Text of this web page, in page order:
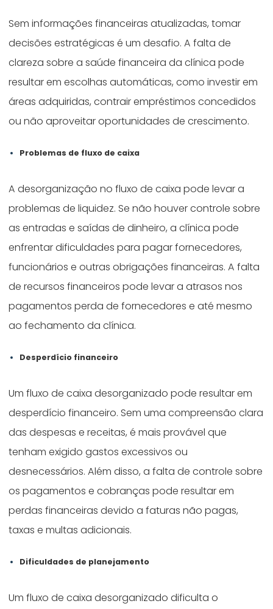
Sem informações financeiras atualizadas, tomar
decisões estratégicas é um desafio. A falta de
clareza sobre a saúde financeira da clínica pode
resultar em escolhas automáticas, como investir em
áreas adquiridas, contrair empréstimos concedidos
ou não aproveitar oportunidades de crescimento.
Problemas de fluxo de caixa
A desorganização no fluxo de caixa pode levar a
problemas de liquidez. Se não houver controle sobre
as entradas e saídas de dinheiro, a clínica pode
enfrentar dificuldades para pagar fornecedores,
funcionários e outras obrigações financeiras. A falta
de recursos financeiros pode levar a atrasos nos
pagamentos perda de fornecedores e até mesmo
ao fechamento da clínica.
Desperdício financeiro
Um fluxo de caixa desorganizado pode resultar em
desperdício financeiro. Sem uma compreensão clara
das despesas e receitas, é mais provável que
tenham exigido gastos excessivos ou
desnecessários. Além disso, a falta de controle sobre
os pagamentos e cobranças pode resultar em
perdas financeiras devido a faturas não pagas,
taxas e multas adicionais.
Dificuldades de planejamento
Um fluxo de caixa desorganizado dificulta o